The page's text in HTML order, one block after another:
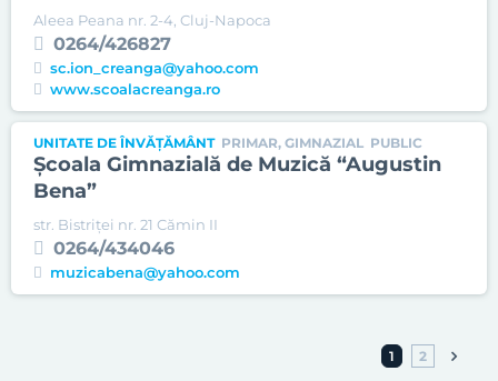
Aleea Peana nr. 2-4, Cluj-Napoca
0264/426827
sc.ion_creanga@yahoo.com
www.scoalacreanga.ro
UNITATE DE ÎNVĂȚĂMÂNT PRIMAR, GIMNAZIAL PUBLIC
Şcoala Gimnazială de Muzică “Augustin
Bena”
str. Bistriței nr. 21 Cămin II
0264/434046
muzicabena@yahoo.com
1 2